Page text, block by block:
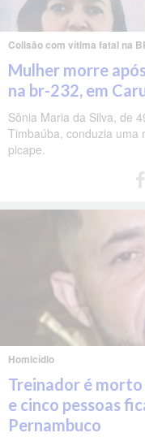
Colisão com vítima fatal na
Mulher morre
na br-232, em
Sônia Maria da Silva, de
Timbaúba, conduzia uma
picape.
Homicídio
Treinador é
e cinco pessoas
Pernambuco